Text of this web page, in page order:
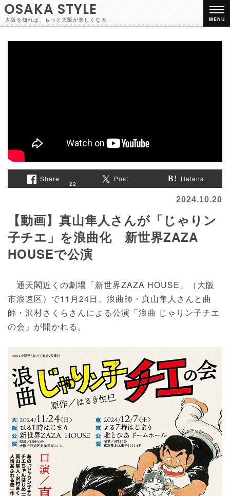
OSAKA STYLE
大阪を知れば、もっと大阪が楽しくなる MENU
Share
22
Post Hatena
2024.10.20
【動画】真山隼人さんが「じゃりン
子チエ」を浪曲化 新世界ZAZA
HOUSEで公演
通天閣近くの劇場「新世界ZAZA HOUSE」（大阪
市浪速区）で11月24日、浪曲師・真山隼人さんと曲
師・沢村さくらさんによる公演「浪曲 じゃりン子チエ
の会」が開かれる。